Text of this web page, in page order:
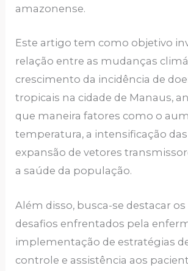
amazonense.
Este artigo tem como objetivo
relação entre as mudanças
crescimento da incidência de
tropicais na cidade de Manaus,
que maneira fatores como o
temperatura, a intensificação das
expansão de vetores
a saúde da população.
Além disso, busca-se destacar
desafios enfrentados pela
implementação de estratégias
controle e assistência aos